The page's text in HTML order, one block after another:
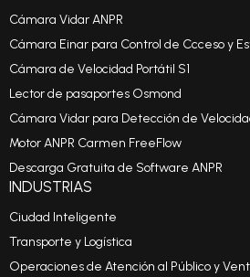
Cámara Vidar ANPR
Cámara Einar para Control de Ccceso y
Cámara de Velocidad Portátil S1
Lector de pasaportes Osmond
Cámara Vidar para Detección de
Motor ANPR Carmen FreeFlow
Descarga Gratuita de Software ANPR
INDUSTRIAS
Ciudad Inteligente
Transporte y Logística
Operaciones de Atención al Público y